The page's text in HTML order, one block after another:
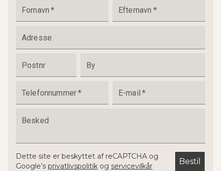
Fornavn * Efternavn *
Adresse
Postnr By
Telefonnummer* E-mail *
Besked
Dette site er beskyttet af reCAPTCHA og
Google’s privatlivspolitik og servicevilkår
Bestil